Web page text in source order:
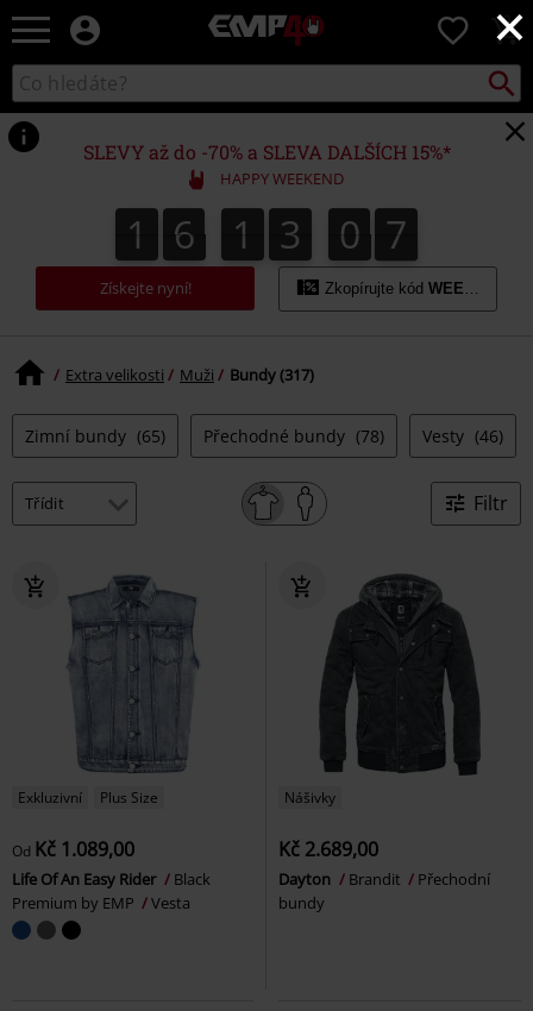
×
EMP
Hudba,
filmy
&
seriály,
Merch
pro
hráče,
Alternativní
móda
0
Katalog
vyhledávání
SLEVY až do -70% a SLEVA DALŠÍCH 15%*
HAPPY WEEKEND
1
1 6
6 1
1 3
3 0
0
0
0 5
6
5
7
6
Získejte nyní! Zkopírujte kód WEEKEND
Extra velikosti Muži Bundy (317)
Zimní bundy (65) Přechodné bundy (78) Vesty (46)
Filtr
Exkluzivní Plus Size
Od Kč 1.089,00
Life Of An Easy Rider
Black
Premium by EMP
Vesta
Nášivky
Kč 2.689,00
Dayton Brandit
Přechodní
bundy